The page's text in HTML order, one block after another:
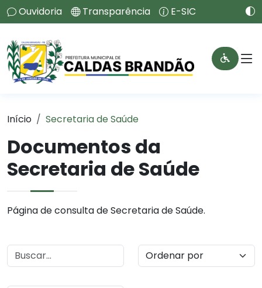
Ouvidoria Transparência E-SIC
Início Secretaria de Saúde
Documentos da
Secretaria de Saúde
Página de consulta de Secretaria de Saúde.